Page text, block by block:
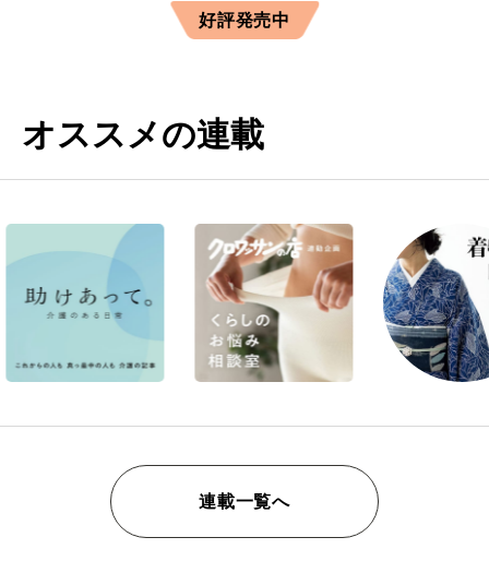
好評発売中
オススメの連載
連載一覧へ